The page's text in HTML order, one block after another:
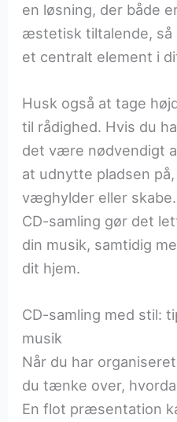
en løsning, der både
æstetisk tiltalende, så
et centralt element i
Husk også at tage
til rådighed. Hvis du
det være nødvendigt
at udnytte pladsen
væghylder eller
CD-samling gør det
din musik, samtidig
dit hjem.
CD-samling med stil:
musik
Når du har
du tænke over,
En flot præsentation